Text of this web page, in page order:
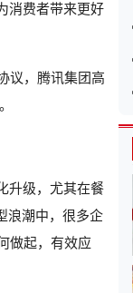
消费者带来更好
议，腾讯集团高
升级，尤其在餐
浪潮中，很多企
做起，有效应